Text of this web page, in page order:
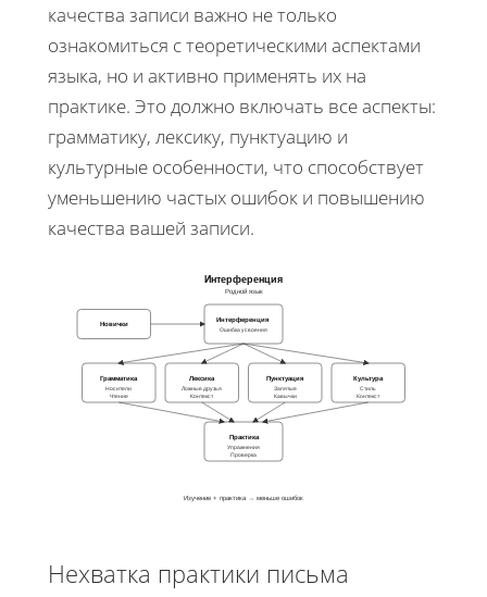
качества записи важно не только
ознакомиться с теоретическими аспектами
языка, но и активно применять их на
практике. Это должно включать все аспекты:
грамматику, лексику, пунктуацию и
культурные особенности, что способствует
уменьшению частых ошибок и повышению
качества вашей записи.
Интерференция
Родной язык
Новички Интерференция
Ошибка усвоения
Грамматика
Носители
Чтение
Лексика
Ложные друзья
Контекст
Пунктуация
Запятые
Кавычки
Культура
Стиль
Контекст
Практика
Упражнения
Проверка
Изучение + практика → меньше ошибок
Нехватка практики письма